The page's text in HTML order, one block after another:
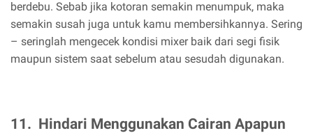
berdebu. Sebab jika kotoran semakin menumpuk, maka
semakin susah juga untuk kamu membersihkannya. Sering
– seringlah mengecek kondisi mixer baik dari segi fisik
maupun sistem saat sebelum atau sesudah digunakan.
11. Hindari Menggunakan Cairan Apapun